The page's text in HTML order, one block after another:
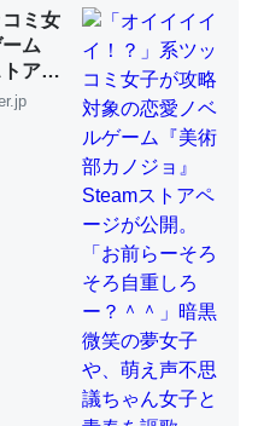
8を設定中でした。Prime
る。一生で親と会える残
の人が多いそうだけど、
効果があるはず……
父67歳と僕。ITツール導入で
｜tayorini by LIFULL介護
置した。ポケットWifiみ
Alexaしか使わないので
entry/2019/05/15/1805
コミ女
ム
アペ
ろ自